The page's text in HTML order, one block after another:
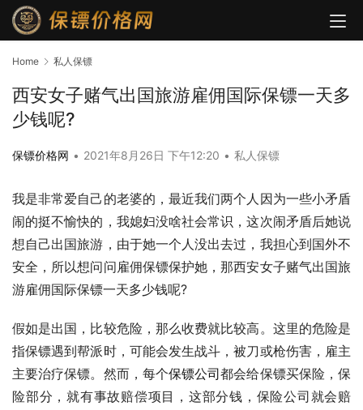
Home 私人保镖
西安女子赌气出国旅游雇佣国际保镖一天多
少钱呢?
保镖价格网 • 2021年8月26日 下午12:20 • 私人保镖
我是非常爱自己的老婆的，最近我们两个人因为一些小矛盾
闹的挺不愉快的，我媳妇没啥社会常识，这次闹矛盾后她说
想自己出国旅游，由于她一个人没出去过，我担心到国外不
安全，所以想问问雇佣保镖保护她，那西安女子赌气出国旅
游雇佣国际保镖一天多少钱呢?
假如是出国，比较危险，那么收费就比较高。这里的危险是
指保镖遇到帮派时，可能会发生战斗，被刀或枪伤害，雇主
主要治疗保镖。然而，每个保镖公司都会给保镖买保险，保
险部分，就有事故赔偿项目，这部分钱，保险公司就会赔